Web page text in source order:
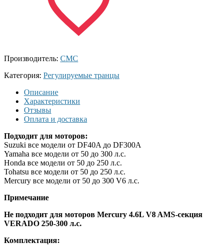
Производитель: СМС
Категория: Регулируемые транцы
Описание
Характеристики
Отзывы
Оплата и доставка
Подходит для моторов:
Suzuki все модели от DF40A до DF300A
Yamaha все модели от 50 до 300 л.с.
Honda все модели от 50 до 250 л.с.
Tohatsu все модели от 50 до 250 л.с.
Mercury все модели от 50 до 300 V6 л.с.
Примечание
Не подходит для моторов Mercury 4.6L V8 AMS-секция
VERADO 250-300 л.с.
Комплектация: